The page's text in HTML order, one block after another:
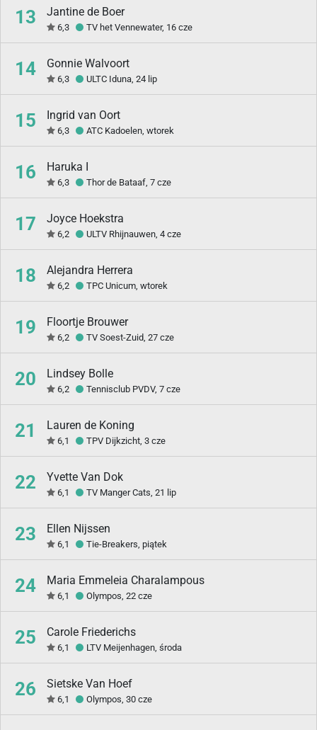
13 Jantine de Boer
6,3 TV het Vennewater, 16 cze
14 Gonnie Walvoort
6,3 ULTC Iduna, 24 lip
15 Ingrid van Oort
6,3 ATC Kadoelen, wtorek
16 Haruka I
6,3 Thor de Bataaf, 7 cze
17 Joyce Hoekstra
6,2 ULTV Rhijnauwen, 4 cze
18 Alejandra Herrera
6,2 TPC Unicum, wtorek
19 Floortje Brouwer
6,2 TV Soest-Zuid, 27 cze
20 Lindsey Bolle
6,2 Tennisclub PVDV, 7 cze
21 Lauren de Koning
6,1 TPV Dijkzicht, 3 cze
22 Yvette Van Dok
6,1 TV Manger Cats, 21 lip
23 Ellen Nijssen
6,1 Tie-Breakers, piątek
24 Maria Emmeleia Charalampous
6,1 Olympos, 22 cze
25 Carole Friederichs
6,1 LTV Meijenhagen, środa
26 Sietske Van Hoef
6,1 Olympos, 30 cze